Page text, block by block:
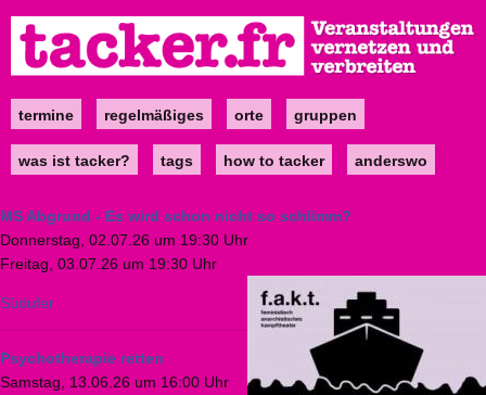
zum
Inhalt
Maintermine regelmäßiges orte gruppen
was ist tacker? tags how to tacker anderswo
MS Abgrund - Es wird schon nicht so schlimm?
Donnerstag, 02.07.26 um 19:30 Uhr
Freitag, 03.07.26 um 19:30 Uhr
Südufer
Psychotherapie retten
Samstag, 13.06.26 um 16:00 Uhr